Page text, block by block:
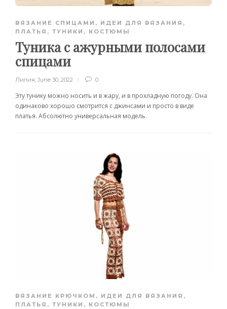
ВЯЗАНИЕ СПИЦАМИ , ИДЕИ ДЛЯ ВЯЗАНИЯ ,
ПЛАТЬЯ, ТУНИКИ, КОСТЮМЫ
Туника с ажурными полосами
спицами
Лилия June 30, 2022 0
Эту тунику можно носить и в жару, и в прохладную погоду. Она
одинаково хорошо смотрится с джинсами и просто в виде
платья. Абсолютно универсальная модель.
ВЯЗАНИЕ КРЮЧКОМ , ИДЕИ ДЛЯ ВЯЗАНИЯ ,
ПЛАТЬЯ, ТУНИКИ, КОСТЮМЫ